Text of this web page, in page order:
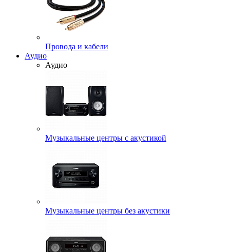
Провода и кабели
Аудио
Аудио
Музыкальные центры с акустикой
Музыкальные центры без акустики